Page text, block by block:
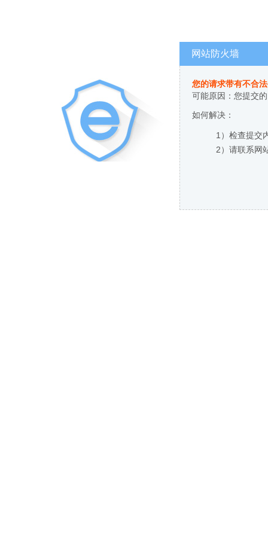
网站防火墙
您的请求带有不合
可能原因：您提交
如何解决：
1）检查提交
2）请联系网